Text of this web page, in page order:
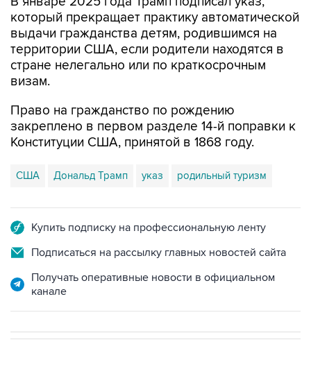
который прекращает практику автоматической
выдачи гражданства детям, родившимся на
территории США, если родители находятся в
стране нелегально или по краткосрочным
визам.
Право на гражданство по рождению
закреплено в первом разделе 14-й поправки к
Конституции США, принятой в 1868 году.
США Дональд Трамп указ родильный туризм
Купить подписку на профессиональную ленту
Подписаться на рассылку главных новостей сайта
Получать оперативные новости в официальном
канале